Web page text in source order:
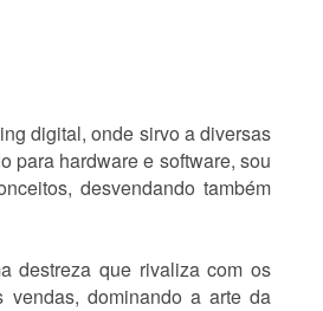
digital, onde sirvo a diversas
para hardware e software, sou
desvendando também
destreza que rivaliza com os
vendas, dominando a arte da